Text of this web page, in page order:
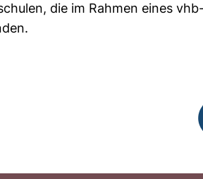
die im Rahmen eines vhb-